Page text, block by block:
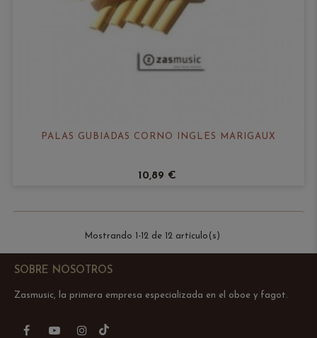
PALAS GUBIADAS CORNO INGLÉS MARIGAUX
10,89 €
Mostrando 1-12 de 12 artículo(s)
SOBRE NOSOTROS
Zasmusic, la primera empresa especializada en el oboe y fagot.
FacebookYouTubeInstagram